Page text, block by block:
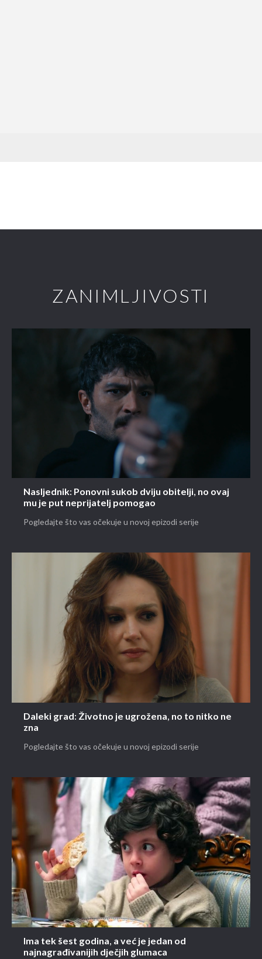
ZANIMLJIVOSTI
Nasljednik: Ponovni sukob dviju obitelji, no ovaj
mu je put neprijatelj pomogao
Pogledajte što vas očekuje u novoj epizodi serije
Daleki grad: Životno je ugrožena, no to nitko ne
zna
Pogledajte što vas očekuje u novoj epizodi serije
Ima tek šest godina, a već je jedan od
najnagrađivanijih dječjih glumaca